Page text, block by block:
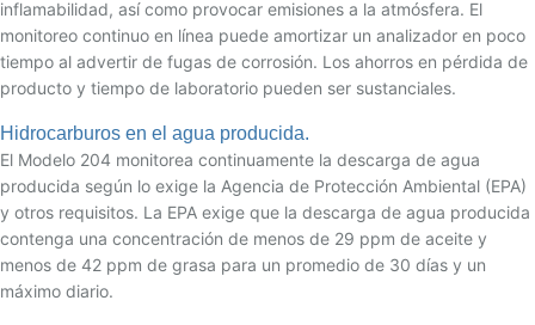
inflamabilidad, así como provocar emisiones a la atmósfera. El
monitoreo continuo en línea puede amortizar un analizador en poco
tiempo al advertir de fugas de corrosión. Los ahorros en pérdida de
producto y tiempo de laboratorio pueden ser sustanciales.
Hidrocarburos en el agua producida.
El Modelo 204 monitorea continuamente la descarga de agua
producida según lo exige la Agencia de Protección Ambiental (EPA)
y otros requisitos. La EPA exige que la descarga de agua producida
contenga una concentración de menos de 29 ppm de aceite y
menos de 42 ppm de grasa para un promedio de 30 días y un
máximo diario.